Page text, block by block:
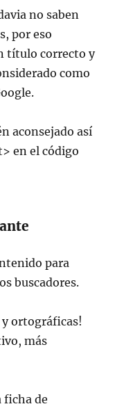
no saben
por eso
título correcto y
como
aconsejado así
en el código
para
buscadores.
ortográficas!
más
ficha de